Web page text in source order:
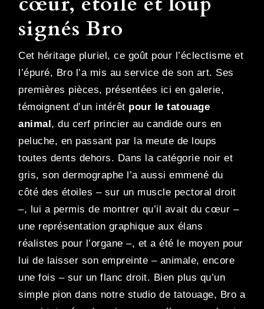
signés Bro
Cet héritage pluriel, ce goût pour l’éclectisme et
l’épuré, Bro l’a mis au service de son art. Ses
premières pièces, présentées ici en galerie,
témoignent d’un intérêt pour le tatouage
animal , du cerf princier au candide ours en
peluche, en passant par la meute de loups
toutes dents dehors. Dans la catégorie noir et
gris, son dermographe l’a aussi emmené du
côté des étoiles – sur un muscle pectoral droit
–, lui a permis de montrer qu’il avait du cœur –
une représentation graphique aux élans
réalistes pour l’organe –, et a été le moyen pour
lui de laisser son empreinte – animale, encore
une fois – sur un flanc droit. Bien plus qu’un
simple pion dans notre studio de tatouage, Bro a